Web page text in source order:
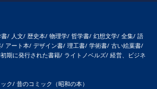
/ 人文/ 歴史本/ 物理学/ 哲学書/ 幻想文学/ 全集/ 語
アート本/ デザイン書/ 理工書/ 学術書/ 古い絵葉書/
期に発行された書籍/ ライトノベルズ/ 経営、ビジネ
ク/ 昔のコミック（昭和の本）